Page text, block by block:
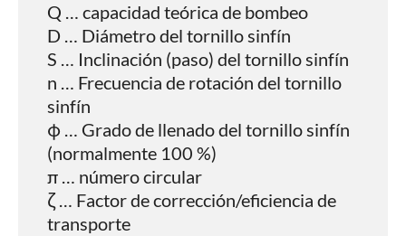
Q … capacidad teórica de bombeo
D … Diámetro del tornillo sinfín
S … Inclinación (paso) del tornillo sinfín
n … Frecuencia de rotación del tornillo
sinfín
φ … Grado de llenado del tornillo sinfín
(normalmente 100 %)
π … número circular
ζ … Factor de corrección/eficiencia de
transporte